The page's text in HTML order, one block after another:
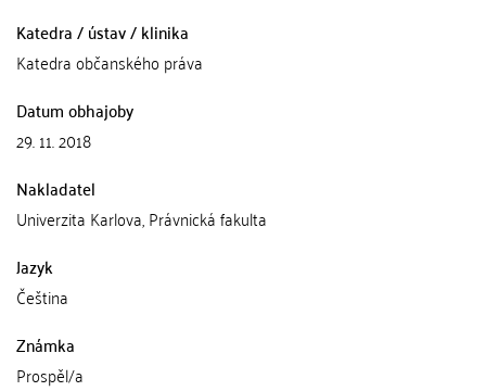
Katedra / ústav / klinika
Katedra občanského práva
Datum obhajoby
29. 11. 2018
Nakladatel
Univerzita Karlova, Právnická fakulta
Jazyk
Čeština
Známka
Prospěl/a